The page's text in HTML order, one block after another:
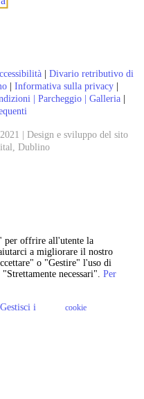
| Divario retributivo di
| Informativa sulla privacy|
| Parcheggio Galleria
| Design e sviluppo del sito
Dublino
per offrire all'utente la
a migliorare il nostro
o "Gestire" l'uso di
necessari". Per
i cookie